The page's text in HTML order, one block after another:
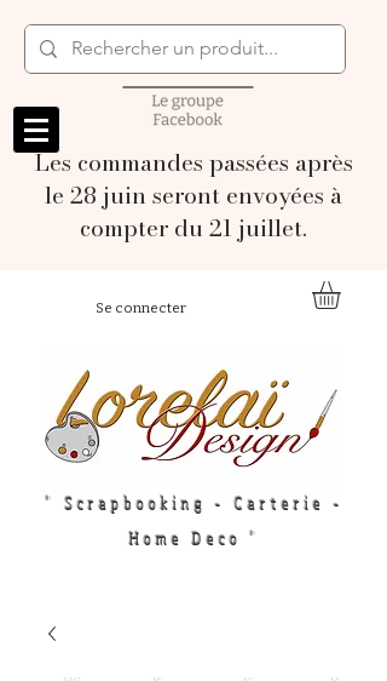
Les commandes passées après
le 28 juin seront envoyées à
compter du 21 juillet.
Se connecter
" Scrapbooking - Carterie -
Home Deco "